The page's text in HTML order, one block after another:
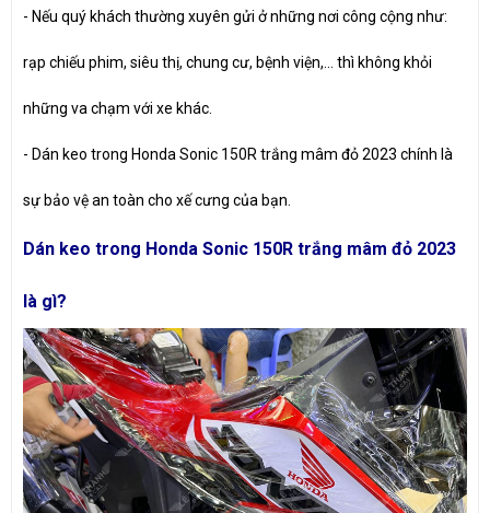
- Nếu quý khách thường xuyên gửi ở những nơi công cộng như:
rạp chiếu phim, siêu thị, chung cư, bệnh viện,... thì không khỏi
những va chạm với xe khác.
- Dán keo trong Honda Sonic 150R trắng mâm đỏ 2023 chính là
sự bảo vệ an toàn cho xế cưng của bạn.
Dán keo trong Honda Sonic 150R trắng mâm đỏ 2023
là gì?